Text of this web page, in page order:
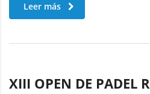
Leer más
XIII OPEN DE PADEL